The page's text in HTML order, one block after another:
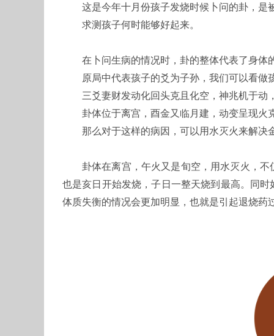
这是今年十月份孩子发烧时候卜问的卦，是
求测孩子何时能够好起来。
在卜问生病的情况时，卦的整体代表了身体
原局中代表孩子的爻为子孙，我们可以看
三爻妻财发动化回头克且化空，神兆机于动
卦体位于离宫，酉金又临月建，动变呈现火
那么对于这样的病因，可以用水灭火来解决
卦体在离宫，午火又是旬空，用水灭火，
也是亥日开始发烧，子日一整天烧到最高。同
体质失衡的情况会更加明显，也就是引起退烧药